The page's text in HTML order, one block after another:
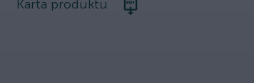
Karta produktu